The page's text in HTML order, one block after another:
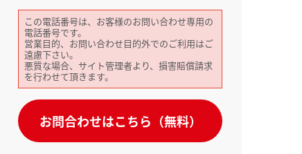
この電話番号は、お客様のお問い合わせ専用の
電話番号です。
営業目的、お問い合わせ目的外でのご利用はご
遠慮下さい。
悪質な場合、サイト管理者より、損害賠償請求
を行わせて頂きます。
お問合わせはこちら（無料）